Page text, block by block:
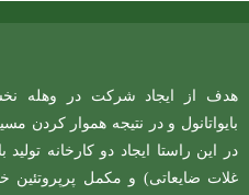
هدف از ایجاد شرکت در وهله
بایواتانول و در نتیجه هموار
در این راستا ایجاد دو کارخانه
غلات ضایعاتی) و مکمل پرپروتئین